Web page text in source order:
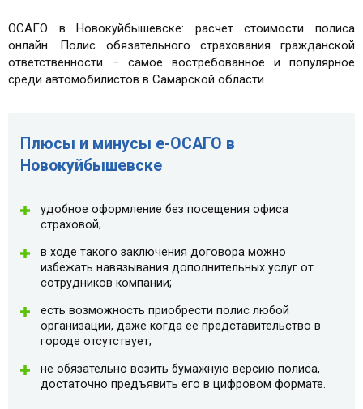
ОСАГО в Новокуйбышевске: расчет стоимости полиса
онлайн. Полис обязательного страхования гражданской
ответственности – самое востребованное и популярное
среди автомобилистов в Самарской области.
Плюсы и минусы e-ОСАГО в
Новокуйбышевске
удобное оформление без посещения офиса
страховой;
в ходе такого заключения договора можно
избежать навязывания дополнительных услуг от
сотрудников компании;
есть возможность приобрести полис любой
организации, даже когда ее представительство в
городе отсутствует;
не обязательно возить бумажную версию полиса,
достаточно предъявить его в цифровом формате.